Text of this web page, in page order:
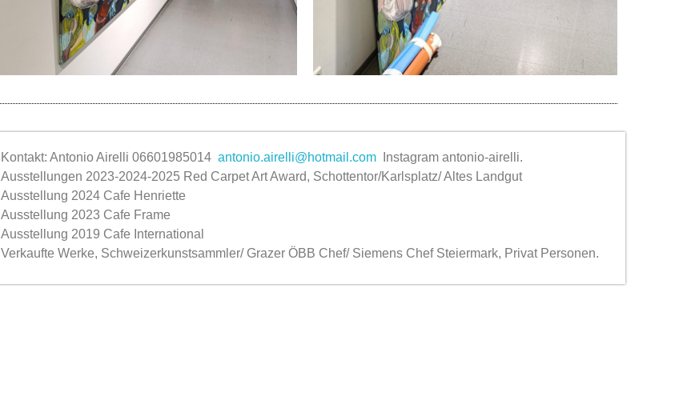
Kontakt: Antonio Airelli 06601985014 antonio.airelli@hotmail.comInstagram antonio-airelli.
Ausstellungen 2023-2024-2025 Red Carpet Art Award, Schottentor/Karlsplatz/ Altes Landgut
Ausstellung 2024 Cafe Henriette
Ausstellung 2023 Cafe Frame
Ausstellung 2019 Cafe International
Verkaufte Werke, Schweizerkunstsammler/ Grazer ÖBB Chef/ Siemens Chef Steiermark, Privat Personen.